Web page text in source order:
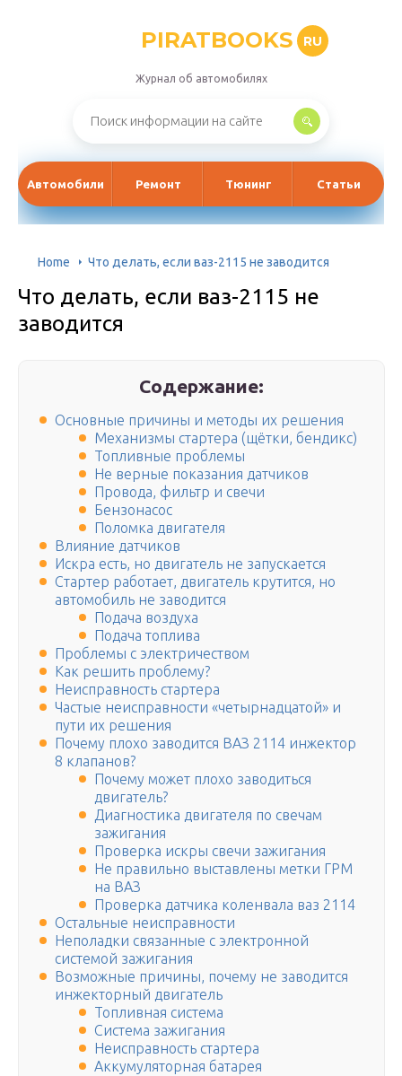
PIRATBOOKS RU
Журнал об автомобилях
Автомобили Ремонт Тюнинг Статьи
Home Что делать, если ваз-2115 не заводится
Что делать, если ваз-2115 не
заводится
Содержание:
Основные причины и методы их решения
Механизмы стартера (щётки, бендикс)
Топливные проблемы
Не верные показания датчиков
Провода, фильтр и свечи
Бензонасос
Поломка двигателя
Влияние датчиков
Искра есть, но двигатель не запускается
Стартер работает, двигатель крутится, но
автомобиль не заводится
Подача воздуха
Подача топлива
Проблемы с электричеством
Как решить проблему?
Неисправность стартера
Частые неисправности «четырнадцатой» и
пути их решения
Почему плохо заводится ВАЗ 2114 инжектор
8 клапанов?
Почему может плохо заводиться
двигатель?
Диагностика двигателя по свечам
зажигания
Проверка искры свечи зажигания
Не правильно выставлены метки ГРМ
на ВАЗ
Проверка датчика коленвала ваз 2114
Остальные неисправности
Неполадки связанные с электронной
системой зажигания
Возможные причины, почему не заводится
инжекторный двигатель
Топливная система
Система зажигания
Неисправность стартера
Аккумуляторная батарея